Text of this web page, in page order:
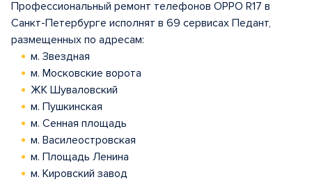
Профессиональный ремонт телефонов OPPO R17 в
Санкт-Петербурге исполнят в 69 сервисах Педант,
размещенных по адресам:
м. Звездная
м. Московские ворота
ЖК Шуваловский
м. Пушкинская
м. Сенная площадь
м. Василеостровская
м. Площадь Ленина
м. Кировский завод